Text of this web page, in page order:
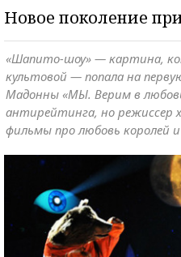
Новое поколение
«Шапито-шоу» — картина,
культовой — попала на
Мадонны «МЫ. Верим в
антирейтинга, но режиссер
фильмы про любовь королей